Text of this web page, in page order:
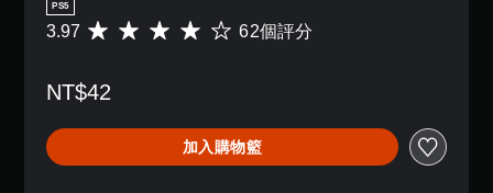
PS5
平
分
3
.
3.97 62個評分
NT$42
加入購物籃